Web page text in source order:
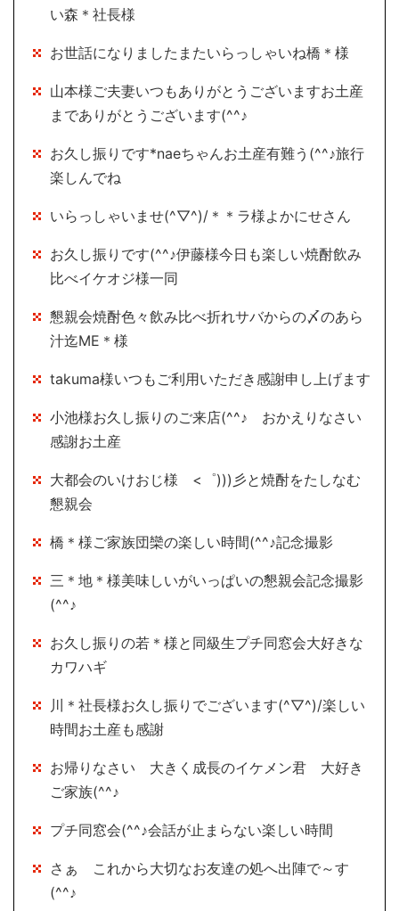
い森＊社長様
お世話になりましたまたいらっしゃいね橋＊様
山本様ご夫妻いつもありがとうございますお土産
までありがとうございます(^^♪
お久し振りです*naeちゃんお土産有難う(^^♪旅行
楽しんでね
いらっしゃいませ(^▽^)/＊＊ラ様よかにせさん
お久し振りです(^^♪伊藤様今日も楽しい焼酎飲み
比べイケオジ様一同
懇親会焼酎色々飲み比べ折れサバからの〆のあら
汁迄ME＊様
takuma様いつもご利用いただき感謝申し上げます
小池様お久し振りのご来店(^^♪ おかえりなさい
感謝お土産
大都会のいけおじ様 <゜)))彡と焼酎をたしなむ
懇親会
橋＊様ご家族団欒の楽しい時間(^^♪記念撮影
三＊地＊様美味しいがいっぱいの懇親会記念撮影
(^^♪
お久し振りの若＊様と同級生プチ同窓会大好きな
カワハギ
川＊社長様お久し振りでございます(^▽^)/楽しい
時間お土産も感謝
お帰りなさい 大きく成長のイケメン君 大好き
ご家族(^^♪
プチ同窓会(^^♪会話が止まらない楽しい時間
さぁ これから大切なお友達の処へ出陣で～す
(^^♪